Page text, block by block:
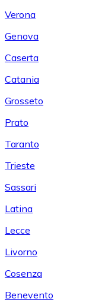
Verona
Genova
Caserta
Catania
Grosseto
Prato
Taranto
Trieste
Sassari
Latina
Lecce
Livorno
Cosenza
Benevento